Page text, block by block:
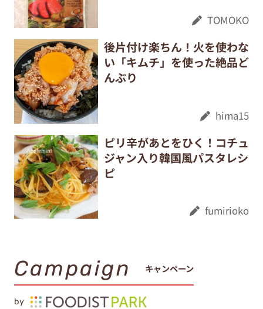
TOMOKO
後片付け楽ちん！火を使わな
い「キムチ」を使った絶品ど
んぶり
hima15
ピリ辛があとをひく！コチュ
ジャン入り韓国風パスタレシ
ピ
fumirioko
Campaign キャンペーン
by